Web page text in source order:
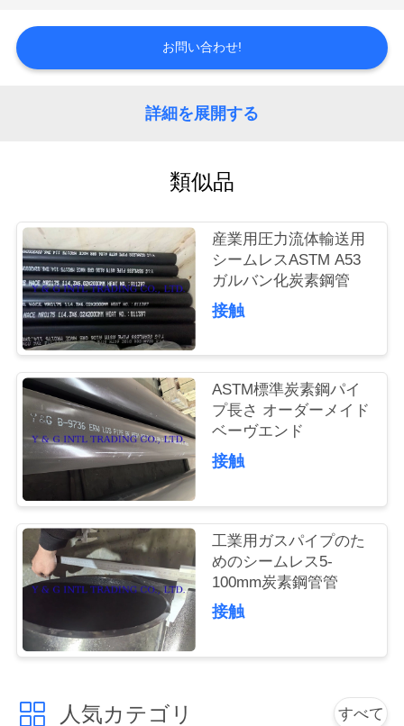
い
旅
行
品
質
理
私
達
連
し
お問い合わせ!
詳細を展開する
類似品
産業用圧力流体輸送用
シームレスASTM A53
ガルバン化炭素鋼管
接触
ASTM標準炭素鋼パイ
プ長さ オーダーメイド
ベーヴエンド
接触
工業用ガスパイプのた
めのシームレス5-
100mm炭素鋼管管
接触
人気カテゴリ すべて